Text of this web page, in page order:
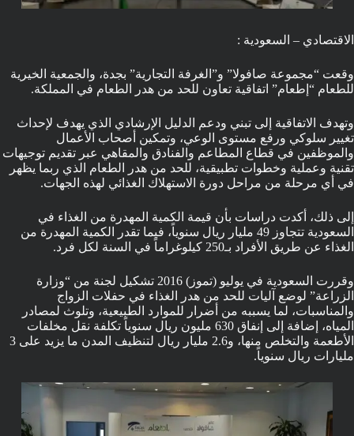
الاقتصادي – السعودية :
وقعت “مجموعة صافولا” و”الغرفة التجارية” بجدة، والجمعية الخيرية
للطعام “إطعام” اتفاقية تعاون للحد من هدر الطعام في المملكة.
وتهدف الاتفاقية إلى تبني ودعم الدليل الإرشادي الذي يهدف لإحداث
تغيير سلوكي ورفع مستوى الوعي، وتمكين أصحاب الأعمال
والموظفين في قطاع المطاعم والفنادق والمقاهي عبر تقديم توجيهات
تقنية وعملية وخطوات تطبيقية، للحد من هدر الطعام الذي ربما يظهر
في أي مرحلة من مراحل دورة الاستهلاك الغذائي لهذه الجهات.
إلى ذلك، أكدت دراسات بأن قيمة الكمية المهدرة من الغذاء في
السعودية تتجاوز 49 مليار ريال سنوياً، فيما تقدر الكمية المهدرة من
الغذاء عن طريق الأفراد بـ250 كيلوغراماً في السنة لكل فرد.
وقررت السعودية في يوليو (تموز) 2016 تشكيل لجنة من “وزارة
الزراعة” لوضع آليات للحد من هدر الغذاء في حفلات الزواج
والمناسبات، لما يسببه من أضرار للموارد الطبيعية، وتلوث لمصادر
المياه، إضافة إلى إنفاق 630 مليون ريال سنوياً تكلفة نقل مخلفات
الأطعمة والتخلص منها، و2.6 مليار ريال لتنظيف المدن ما يزيد على 3
مليارات ريال سنوياً.